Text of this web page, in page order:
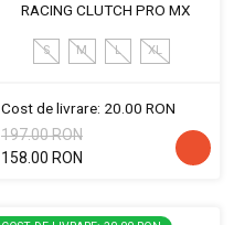
RACING CLUTCH PRO MX
S M L XL
Cost de livrare: 20.00 RON
197.00 RON
158.00 RON